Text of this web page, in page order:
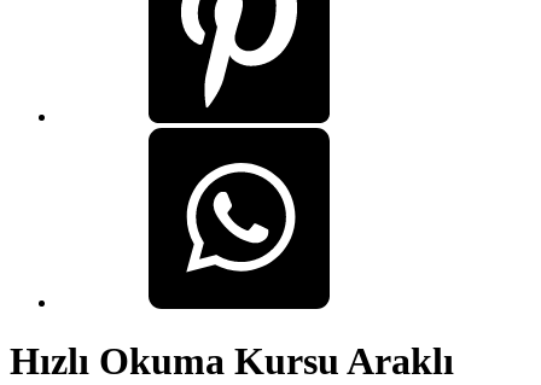
Hızlı Okuma Kursu Araklı